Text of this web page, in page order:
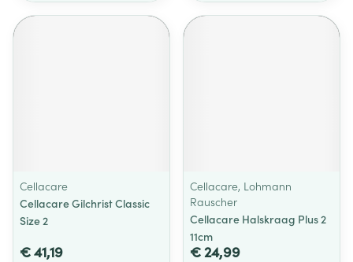
Cellacare
Cellacare Gilchrist Classic
Size 2
€ 41,19
Cellacare, Lohmann
Rauscher
Cellacare Halskraag Plus 2
11cm
€ 24,99